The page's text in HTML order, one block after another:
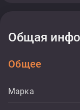
Общая
Общее
Марка